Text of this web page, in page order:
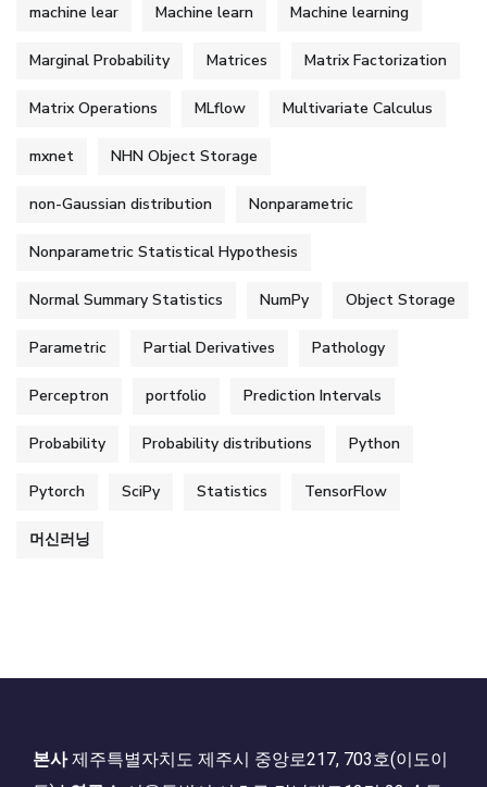
machine lear Machine learn Machine learning
Marginal Probability Matrices Matrix Factorization
Matrix Operations MLflow Multivariate Calculus
mxnet NHN Object Storage
non-Gaussian distribution Nonparametric
Nonparametric Statistical Hypothesis
Normal Summary Statistics NumPy Object Storage
Parametric Partial Derivatives Pathology
Perceptron portfolio Prediction Intervals
Probability Probability distributions Python
Pytorch SciPy Statistics TensorFlow
머신러닝
본사제주특별자치도 제주시 중앙로217, 703호(이도이